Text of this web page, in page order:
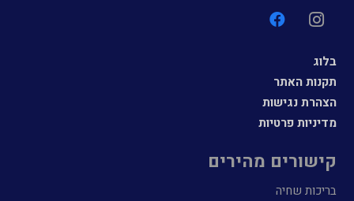
בלוג
תקנות האתר
הצהרת נגישות
מדיניות פרטיות
קישורים מהירים
בריכות שחיה